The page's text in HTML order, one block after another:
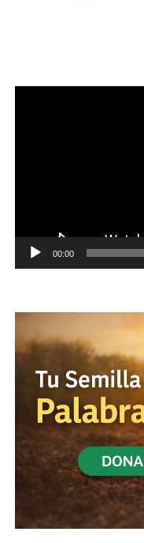
Reproductor
00:00